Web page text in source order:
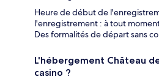
Heure de début de
l'enregistrement : à tout
Des formalités de départ sans
L'hébergement Château
casino ?